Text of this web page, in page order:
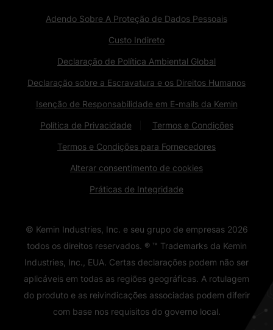
Adendo Sobre A Proteção de Dados Pessoais
Custo Indireto
Declaração de Política Ambiental Global
Declaração sobre a Escravatura e os Direitos Humanos
Isenção de Responsabilidade em E-mails da Kemin
Política de Privacidade Termos e Condições
Termos e Condições para Fornecedores
Alterar consentimento de cookies
Práticas de Integridade
© Kemin Industries, Inc. e seu grupo de empresas 2026
todos os direitos reservados. ® ™ Trademarks da Kemin
Industries, Inc., EUA. Certas declarações podem não ser
aplicáveis ​​em todas as regiões geográficas. A rotulagem
do produto e as reivindicações associadas podem diferir
com base nos requisitos do governo local.